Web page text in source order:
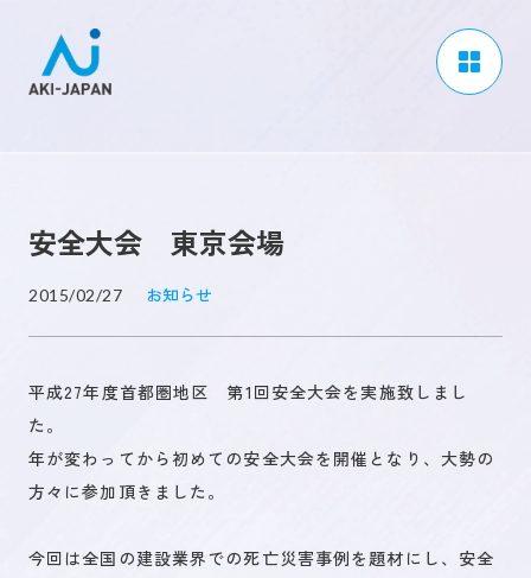
CSR / ダイバーシティ
採用情報
ブログ
ニュース
よくある質問
安全大会 東京会場
2015/02/27 お知らせ
平成27年度首都圏地区 第1回安全大会を実施致しまし
た。
年が変わってから初めての安全大会を開催となり、大勢の
方々に参加頂きました。
今回は全国の建設業界での死亡災害事例を題材にし、安全